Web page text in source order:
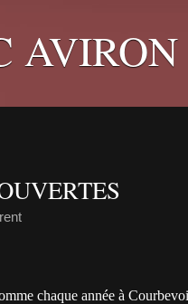
AVIRON
chaque année à